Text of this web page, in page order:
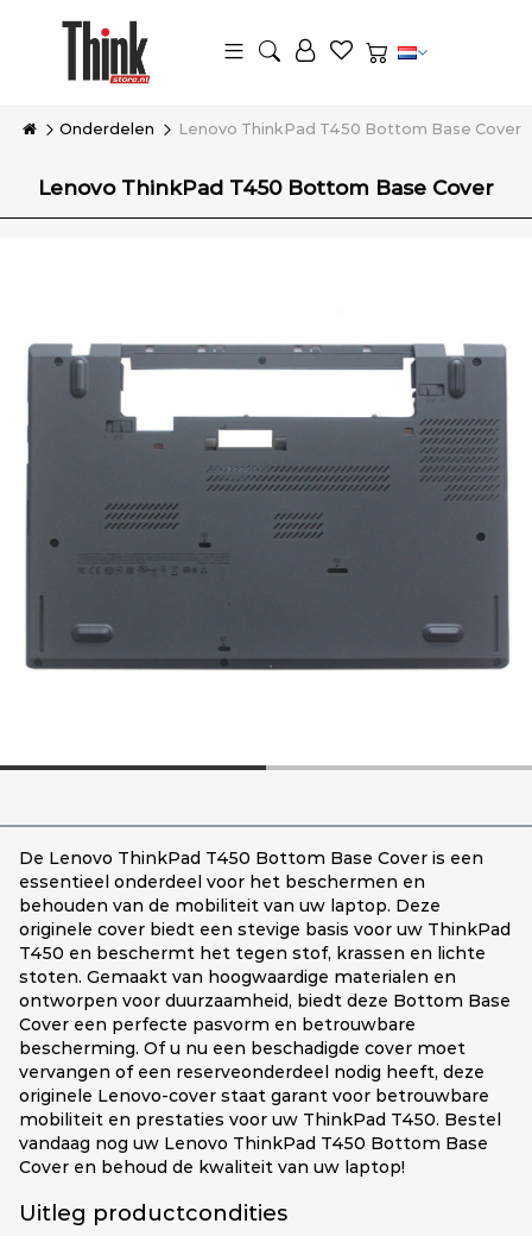
Onderdelen Lenovo ThinkPad T450 Bottom Base Cover
Lenovo ThinkPad T450 Bottom Base Cover
De Lenovo ThinkPad T450 Bottom Base Cover is een
essentieel onderdeel voor het beschermen en
behouden van de mobiliteit van uw laptop. Deze
originele cover biedt een stevige basis voor uw ThinkPad
T450 en beschermt het tegen stof, krassen en lichte
stoten. Gemaakt van hoogwaardige materialen en
ontworpen voor duurzaamheid, biedt deze Bottom Base
Cover een perfecte pasvorm en betrouwbare
bescherming. Of u nu een beschadigde cover moet
vervangen of een reserveonderdeel nodig heeft, deze
originele Lenovo-cover staat garant voor betrouwbare
mobiliteit en prestaties voor uw ThinkPad T450. Bestel
vandaag nog uw Lenovo ThinkPad T450 Bottom Base
Cover en behoud de kwaliteit van uw laptop!
Uitleg productcondities